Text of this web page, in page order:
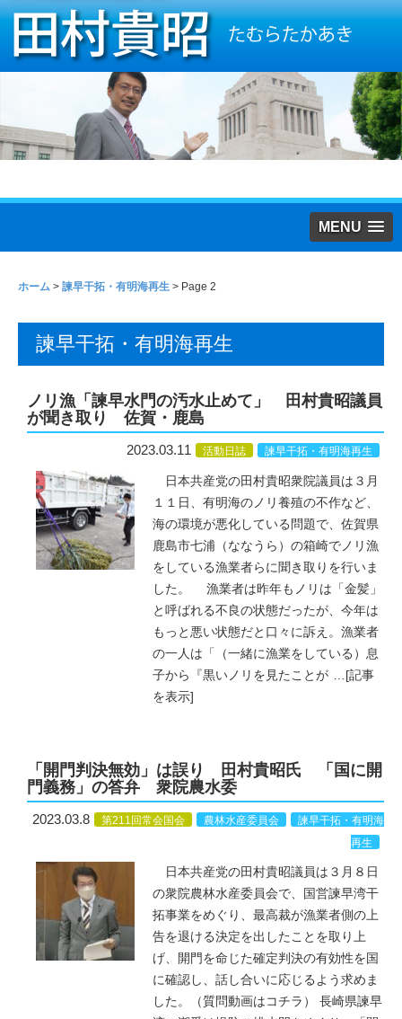
MENU
ホーム > 諫早干拓・有明海再生 > Page 2
諫早干拓・有明海再生
ノリ漁「諫早水門の汚水止めて」 田村貴昭議員
が聞き取り 佐賀・鹿島
2023.03.11 活動日誌 諫早干拓・有明海再生
日本共産党の田村貴昭衆院議員は３月
１１日、有明海のノリ養殖の不作など、
海の環境が悪化している問題で、佐賀県
鹿島市七浦（ななうら）の箱崎でノリ漁
をしている漁業者らに聞き取りを行いま
した。 漁業者は昨年もノリは「金髪」
と呼ばれる不良の状態だったが、今年は
もっと悪い状態だと口々に訴え。漁業者
の一人は「（一緒に漁業をしている）息
子から『黒いノリを見たことが … [記事
を表示]
「開門判決無効」は誤り 田村貴昭氏 「国に開
門義務」の答弁 衆院農水委
2023.03.8 第211回常会国会 農林水産委員会
諫早干拓・有明海
再生
日本共産党の田村貴昭議員は３月８日
の衆院農林水産委員会で、国営諫早湾干
拓事業をめぐり、最高裁が漁業者側の上
告を退ける決定を出したことを取り上
げ、開門を命じた確定判決の有効性を国
に確認し、話し合いに応じるよう求めま
した。（質問動画はコチラ） 長崎県諫早